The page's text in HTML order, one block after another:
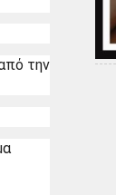
την